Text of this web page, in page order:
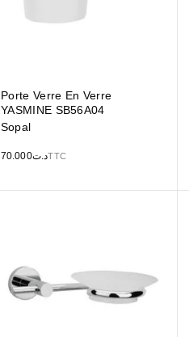
Porte Verre En Verre
YASMINE SB56A04
Sopal
د.ت70.000 TTC